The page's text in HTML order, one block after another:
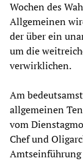
Wochen des
Allgemeinen
der über ein
um die
verwirklichen.
Am
allgemeinen
vom
Chef und